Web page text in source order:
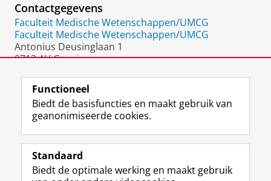
P
o
r
t
a
Contactgegevens
Faculteit Medische Wetenschappen/UMCG
Faculteit Medische Wetenschappen/UMCG
Antonius Deusinglaan 1
9713 AV Groningen
Volg de RUG
F
a
e
L
i
k
R
S
-
I
n
t
Y
o
T
Studiekiezers
Functioneel
Biedt de basisfuncties en maakt gebruik van
geanonimiseerde cookies.
Standaard
Biedt de optimale werking en maakt gebruik